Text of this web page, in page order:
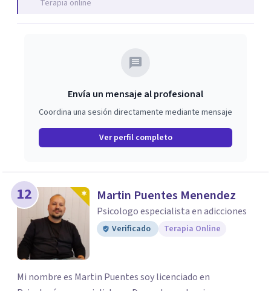
o familiares. Esta experiencia me permite brindarte un
enfoque integral, adaptado a tus necesidades, que va más
Terapia online
Envía un mensaje al profesional
Coordina una sesión directamente mediante mensaje
Ver perfil completo
12 Martin Puentes Menendez
Psicologo especialista en adicciones
Verificado Terapia Online
Mi nombre es Martin Puentes soy licenciado en